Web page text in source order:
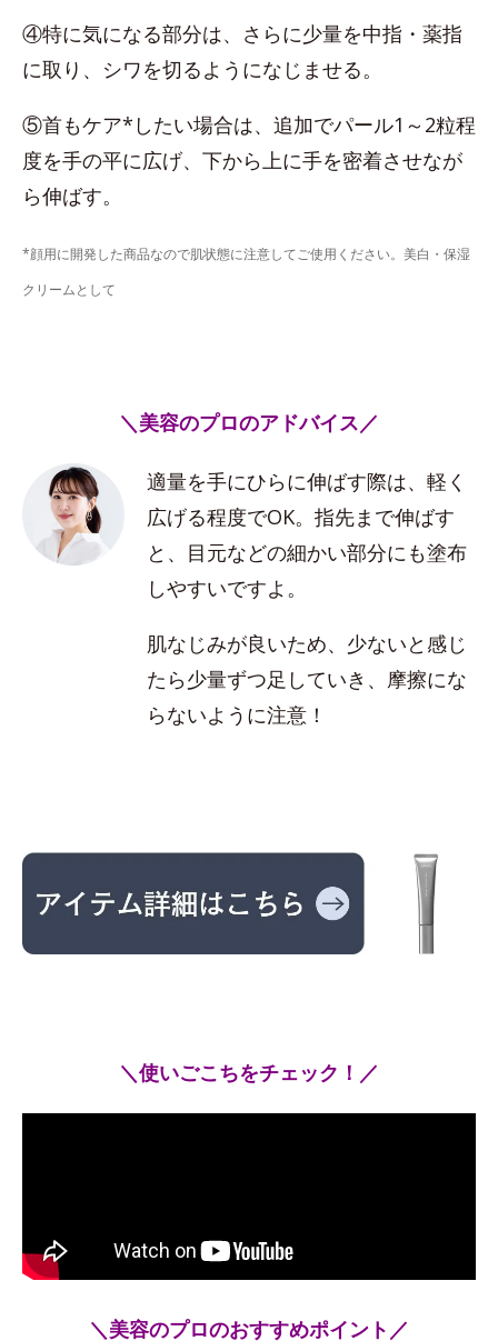
④特に気になる部分は、さらに少量を中指・薬指
に取り、シワを切るようになじませる。
⑤首もケア*したい場合は、追加でパール1～2粒程
度を手の平に広げ、下から上に手を密着させなが
ら伸ばす。
*顔用に開発した商品なので肌状態に注意してご使用ください。美白・保湿
クリームとして
＼美容のプロのアドバイス／
適量を手にひらに伸ばす際は、軽く
広げる程度でOK。指先まで伸ばす
と、目元などの細かい部分にも塗布
しやすいですよ。
肌なじみが良いため、少ないと感じ
たら少量ずつ足していき、摩擦にな
らないように注意！
＼使いごこちをチェック！／
＼美容のプロのおすすめポイント／